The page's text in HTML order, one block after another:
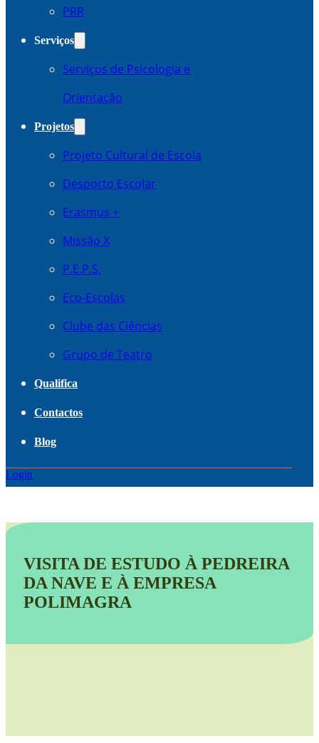
PRR
Serviços
Serviços de Psicologia e
Orientação
Projetos
Projeto Cultural de Escola
Desporto Escolar
Erasmus +
Missão X
P.E.P.S.
Eco-Escolas
Clube das Ciências
Grupo de Teatro
Qualifica
Contactos
Blog
Login
VISITA DE ESTUDO À PEDREIRA
DA NAVE E À EMPRESA
POLIMAGRA